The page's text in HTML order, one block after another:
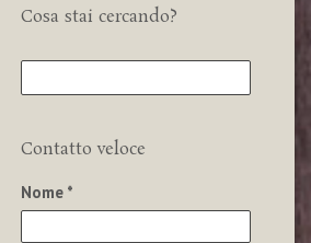
Cosa stai cercando?
Contatto veloce
Nome *